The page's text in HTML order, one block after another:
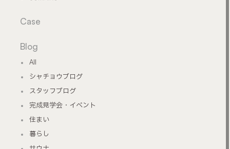
Case
Blog
All
シャチョウブログ
スタッフブログ
完成見学会・イベント
住まい
暮らし